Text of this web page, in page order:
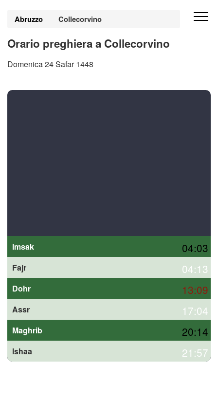
Abruzzo Collecorvino
Orario preghiera a Collecorvino
Domenica 24 Safar 1448
Imsak 04:03
Fajr 04:13
Dohr 13:09
Assr 17:04
Maghrib 20:14
Ishaa 21:57